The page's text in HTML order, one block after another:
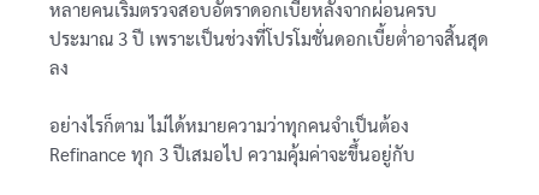
หลายคนเริ่มตรวจสอบอัตราดอกเบี้ยหลังจากผ่อนครบ
ประมาณ 3 ปี เพราะเป็นช่วงที่โปรโมชั่นดอกเบี้ยต่ำอาจสิ้นสุด
ลง
อย่างไรก็ตาม ไม่ได้หมายความว่าทุกคนจำเป็นต้อง
Refinance ทุก 3 ปีเสมอไป ความคุ้มค่าจะขึ้นอยู่กับ